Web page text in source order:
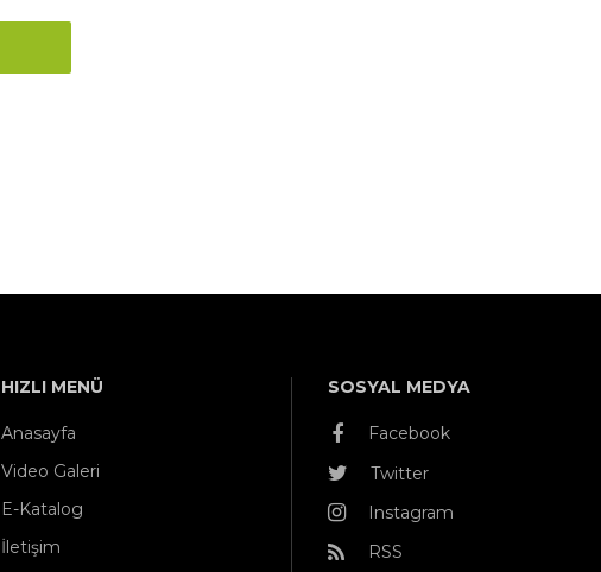
HIZLI MENÜ
Anasayfa
Video Galeri
E-Katalog
İletişim
SOSYAL MEDYA
Facebook
Twitter
Instagram
RSS